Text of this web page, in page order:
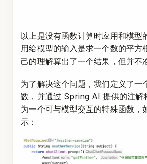
以上是没有函数计算时应用和模型
用给模型的输入是求一个数的平方
己的理解算出了一个结果，但并不
为了解决这个问题，我们定义了一
数，并通过 Spring AI 提供的注解
为一个可与模型交互的特殊函数，
示：